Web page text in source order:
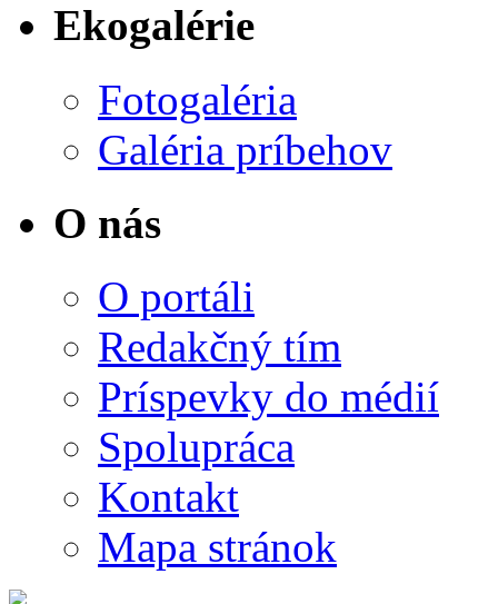
Ekogalérie
Fotogaléria
Galéria príbehov
O nás
O portáli
Redakčný tím
Príspevky do médií
Spolupráca
Kontakt
Mapa stránok